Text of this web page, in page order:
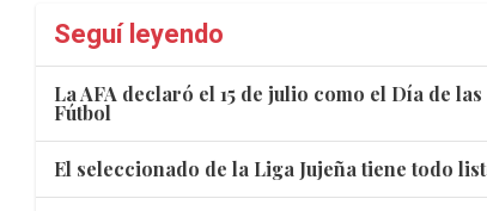
Seguí leyendo
La AFA declaró el 15 de julio como el Día de
Fútbol
El seleccionado de la Liga Jujeña tiene todo